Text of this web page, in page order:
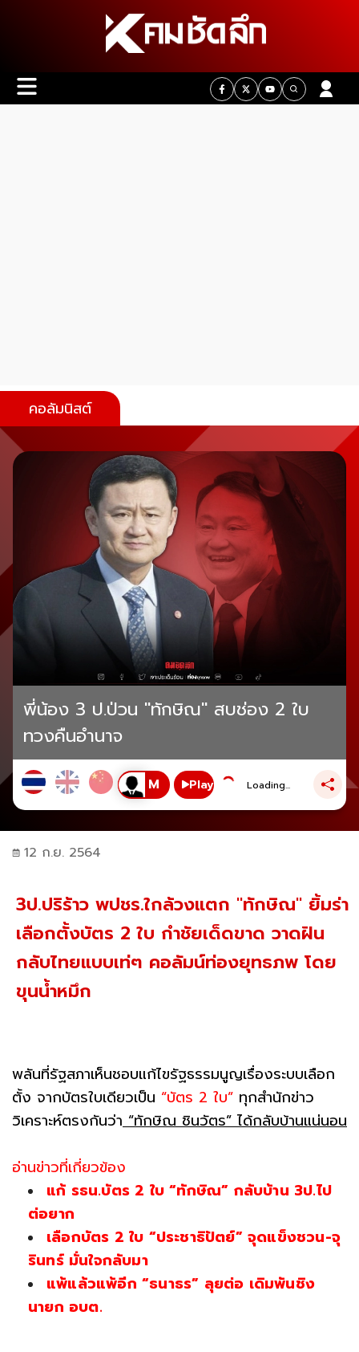
คอลัมนิสต์
พี่น้อง 3 ป.ป่วน "ทักษิณ" สบช่อง 2 ใบ
ทวงคืนอำนาจ
Play Loading...
12 ก.ย. 2564
3ป.ปริร้าว พปชร.ใกล้วงแตก "ทักษิณ" ยิ้มร่า
เลือกตั้งบัตร 2 ใบ กำชัยเด็ดขาด วาดฝัน
กลับไทยแบบเท่ๆ คอลัมน์ท่องยุทธภพ โดย
ขุนน้ำหมึก
พลันที่รัฐสภาเห็นชอบแก้ไขรัฐธรรมนูญเรื่องระบบเลือก
ตั้ง จากบัตรใบเดียวเป็น “บัตร 2 ใบ” ทุกสำนักข่าว
วิเคราะห์ตรงกันว่า“ทักษิณ ชินวัตร” ได้กลับบ้านแน่นอน
อ่านข่าวที่เกี่ยวข้อง
แก้ รธน.บัตร 2 ใบ “ทักษิณ” กลับบ้าน 3ป.ไป
ต่อยาก
เลือกบัตร 2 ใบ “ประชาธิปัตย์” จุดแข็งชวน-จุ
รินทร์ มั่นใจกลับมา
แพ้แล้วแพ้อีก “ธนาธร” ลุยต่อ เดิมพันชิง
นายก อบต.